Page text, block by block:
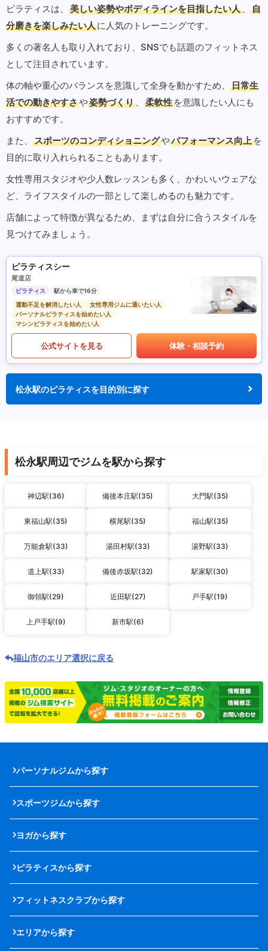
ピラティスは、 美しい姿勢やボディラインを目指したい人 、
自
分磨きを楽しみたい人に人気のトレーニングです。
多くの著名人も取り入れており、SNSでも話題のフィットネス
として注目されています。
体の軸や重心のバランスを意識して全身を動かすため、
日常生
活での動きやすさや姿勢づくり 、 柔軟性 を意識したい人にも
おすすめです。
また、
スポーツのコンディショニングやパフォーマンス向上 を
目的に取り入れられることもあります。
女性専用スタジオや少人数レッスンも多く、かわいいウェアな
ど、ライフスタイルの一部として楽しめるのも魅力です。
店舗によって特徴が異なるため、まずは自分に合うスタイルを
見つけてみましょう。
ピラティスシー
尾道店
ピラティス
駅から車で16分
運動不足を解消したい人
女性専用ジムに通いたい人
パーソナルピラティスを始めたい人
マシンピラティスを始めたい人
公式サイトを見る 体験・相談予約
松永駅のピラティスを目的別に探す
松永駅周辺でジムを駅から探す
神辺駅(36) 備後本庄駅(35) 大門駅(35)
東福山駅(35) 横尾駅(35) 福山駅(35)
万能倉駅(33) 湯田村駅(33) 湯野駅(33)
道上駅(33) 備後赤坂駅(32) 駅家駅(30)
御領駅(29) 近田駅(27) 戸手駅(19)
上戸手駅(9) 新市駅(6)
福山市のエリア選択に戻る
パーソナルジムから探す
スポーツジムから探す
ヨガから探す
ピラティスから探す
フィットネスクラブから探す
エリアから探す